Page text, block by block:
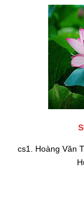
cs1. Hoàng Văn